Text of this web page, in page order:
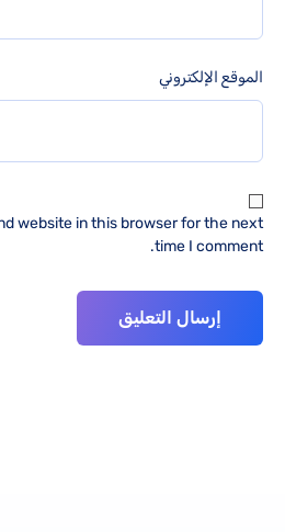
الموقع الإلكتروني
website in this browser for the next
time I comment.